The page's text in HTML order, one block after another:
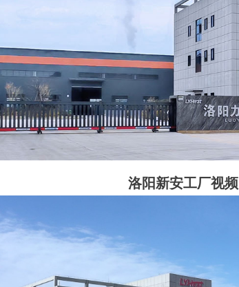
洛阳新安工厂视频